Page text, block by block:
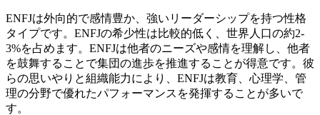
ENFJは外向的で感情豊か、強いリーダーシップを持つ性格
タイプです。ENFJの希少性は比較的低く、世界人口の約2-
3%を占めます。ENFJは他者のニーズや感情を理解し、他者
を鼓舞することで集団の進歩を推進することが得意です。彼
らの思いやりと組織能力により、ENFJは教育、心理学、管
理の分野で優れたパフォーマンスを発揮することが多いで
す。